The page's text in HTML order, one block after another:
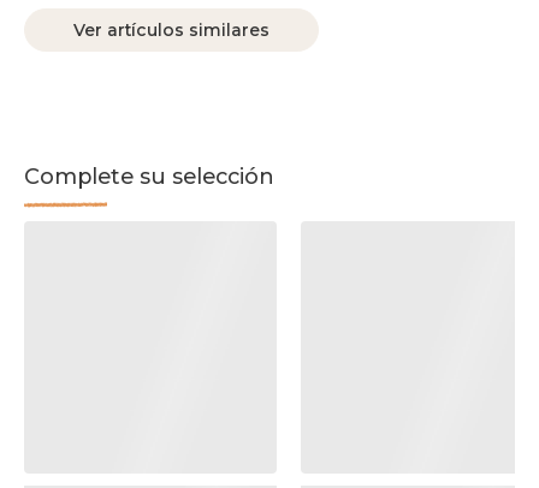
Ver artículos similares
Complete su selección